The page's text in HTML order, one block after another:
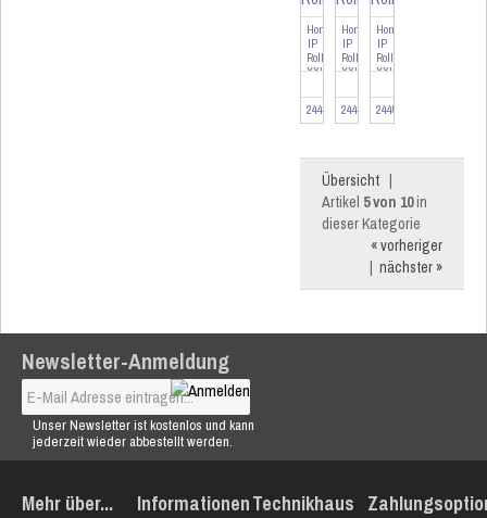
Homematic
IP
Rollladensteuerung
XXL
12...
244550-12
Homematic
IP
Rollladensteuerung
XXL
14...
244550-14
Homematic
IP
Rollladensteuerung
XXL
16...
244550-16
Übersicht |
Artikel 5 von 10in
dieser Kategorie
« vorheriger
| nächster »
Newsletter-Anmeldung
Unser Newsletter ist kostenlos und kann
jederzeit wieder abbestellt werden.
Mehr über... InformationenTechnikhaus